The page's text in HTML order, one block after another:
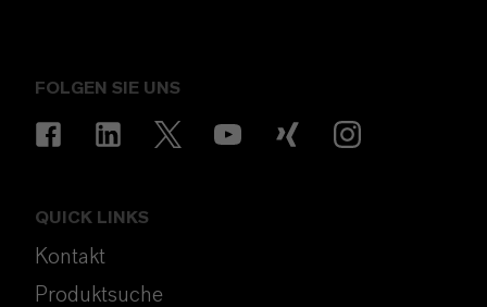
FOLGEN SIE UNS
QUICK LINKS
Kontakt
Produktsuche